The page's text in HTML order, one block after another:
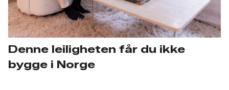
Denne leiligheten får du ikke
bygge i Norge